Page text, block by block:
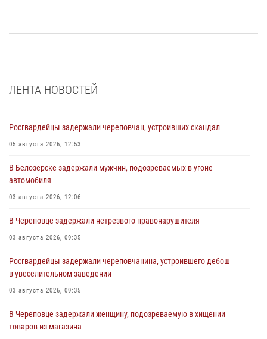
ЛЕНТА НОВОСТЕЙ
Росгвардейцы задержали череповчан, устроивших скандал
05 августа 2026, 12:53
В Белозерске задержали мужчин, подозреваемых в угоне
автомобиля
03 августа 2026, 12:06
В Череповце задержали нетрезвого правонарушителя
03 августа 2026, 09:35
Росгвардейцы задержали череповчанина, устроившего дебош
в увеселительном заведении
03 августа 2026, 09:35
В Череповце задержали женщину, подозреваемую в хищении
товаров из магазина